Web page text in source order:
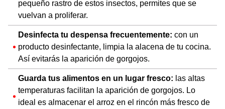
pequeño rastro de estos insectos, permites que se
vuelvan a proliferar.
Desinfecta tu despensa frecuentemente: con un
producto desinfectante, limpia la alacena de tu cocina.
Así evitarás la aparición de gorgojos.
Guarda tus alimentos en un lugar fresco: las altas
temperaturas facilitan la aparición de gorgojos. Lo
ideal es almacenar el arroz en el rincón más fresco de